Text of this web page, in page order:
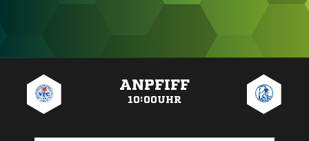
ANPFIFF
10:00UHR